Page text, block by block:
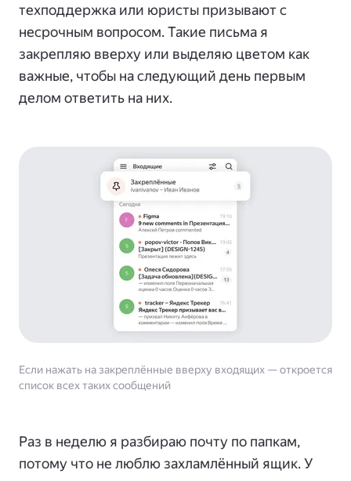
техподдержка или юристы призывают с
несрочным вопросом. Такие письма я
закрепляю вверху или выделяю цветом как
важные, чтобы на следующий день первым
делом ответить на них.
Если нажать на закреплённые вверху входящих — откроется
список всех таких сообщений
Раз в неделю я разбираю почту по папкам,
потому что не люблю захламлённый ящик. У